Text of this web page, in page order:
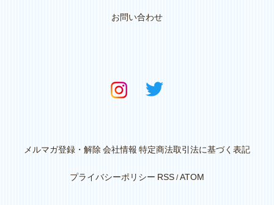
お問い合わせ
メルマガ登録・解除 会社情報 特定商法取引法に基づく表記
プライバシーポリシー RSS /ATOM